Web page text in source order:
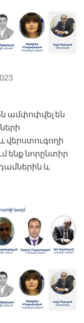
ամփոփվել են
վերստուգողի
ենք նորընտիր
և